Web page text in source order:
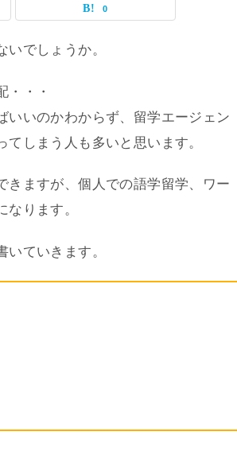
0
でしょうか。
・・・
いいのかわからず、留学エージェン
しまう人も多いと思います。
きますが、個人での語学留学、ワー
ります。
ていきます。